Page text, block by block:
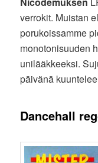
verrokit. Muistan
porukoissamme
monotonisuuden
unilääkkeeksi.
päivänä
Dancehall